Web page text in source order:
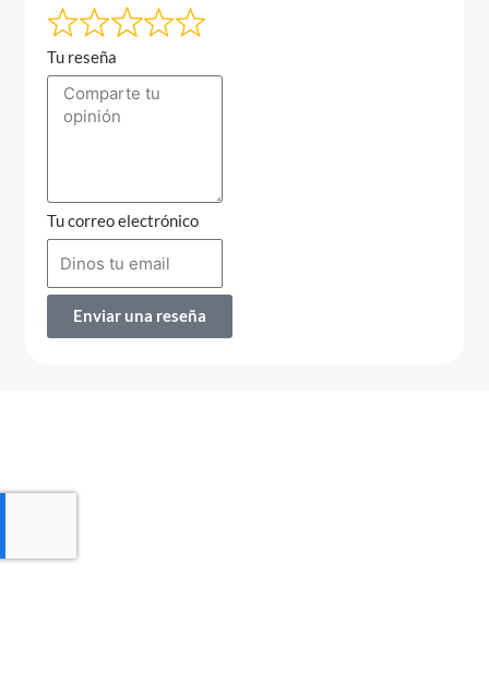
Tu reseña
Tu correo electrónico
Enviar una reseña